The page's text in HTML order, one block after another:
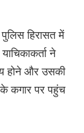
हिरासत में
ने
होने और उसकी
के कगार पर पहुंच